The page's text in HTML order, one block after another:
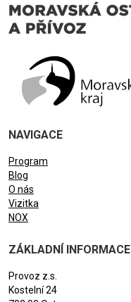
NAVIGACE
Program
Blog
O nás
Vizitka
NOX
ZÁKLADNÍ INFORMACE
Provoz z.s.
Kostelní 24